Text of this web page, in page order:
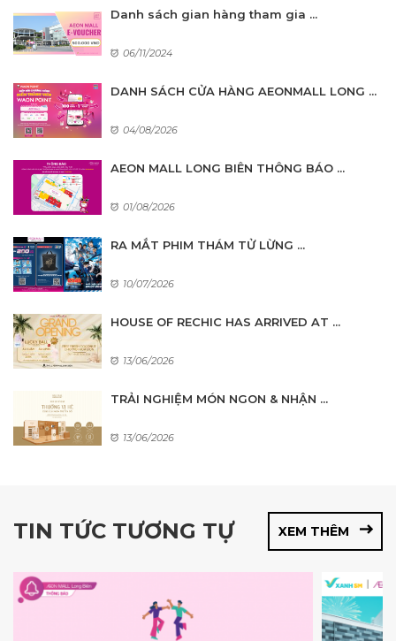
Danh sách gian hàng tham gia ...
06/11/2024
DANH SÁCH CỬA HÀNG AEONMALL LONG ...
04/08/2026
AEON MALL LONG BIÊN THÔNG BÁO ...
01/08/2026
RA MẮT PHIM THÁM TỬ LỪNG ...
10/07/2026
HOUSE OF RECHIC HAS ARRIVED AT ...
13/06/2026
TRẢI NGHIỆM MÓN NGON & NHẬN ...
13/06/2026
TIN TỨC TƯƠNG TỰ XEM THÊM